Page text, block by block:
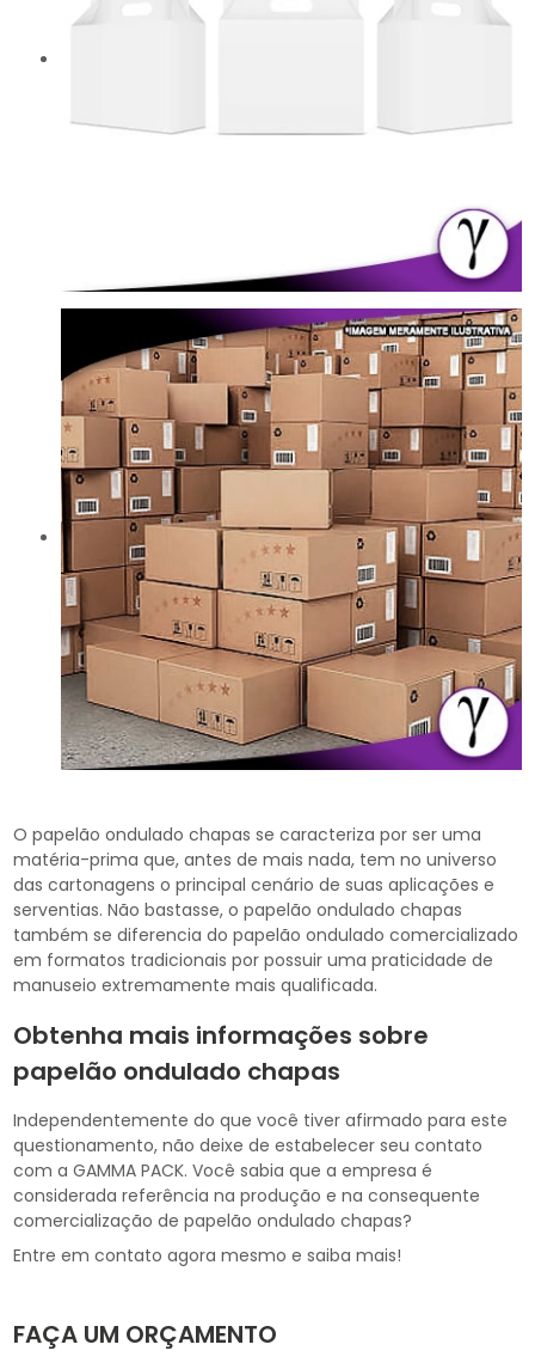
O papelão ondulado chapas se caracteriza por ser uma
matéria-prima que, antes de mais nada, tem no universo
das cartonagens o principal cenário de suas aplicações e
serventias. Não bastasse, o papelão ondulado chapas
também se diferencia do papelão ondulado comercializado
em formatos tradicionais por possuir uma praticidade de
manuseio extremamente mais qualificada.
Obtenha mais informações sobre
papelão ondulado chapas
Independentemente do que você tiver afirmado para este
questionamento, não deixe de estabelecer seu contato
com a GAMMA PACK. Você sabia que a empresa é
considerada referência na produção e na consequente
comercialização de papelão ondulado chapas?
Entre em contato agora mesmo e saiba mais!
FAÇA UM ORÇAMENTO